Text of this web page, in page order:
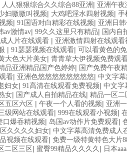
人人狠狠综合久久综合88亚洲 | 亚洲午
妇嗷嗷叫视频| 大鸡吧淫水四射视频| 手
频| 91国语对白精彩在线视频| 亚洲日
av激情av| 99久久这里只有精品| 国内自
人片在线观看 | 亚洲激情四射在线观看
| 91瑟瑟视频在线观看| 可以看黄色的
大色大片美女| 青青草大伊视频免费观
品亚洲精品国产色婷婷| 国产免费午夜
看| 亚洲色悠悠悠悠悠悠悠悠| 中文字
妇女| 91高清在线观看免费视频| 中文字
女| 国产成人自拍精品在线| 精品一区二
五区六区 | 午夜一个人看的视频| 亚洲
级网站在线观看| 999在线观看小视频|
口爆吞精视频| 岛国av动作片免费观看|
久久久久妇女| 中文字幕高清免费成人
视频在线观看| 免费一级特黄特色大片
二区三区 | 蜜臀99精品久久久久 | 日本